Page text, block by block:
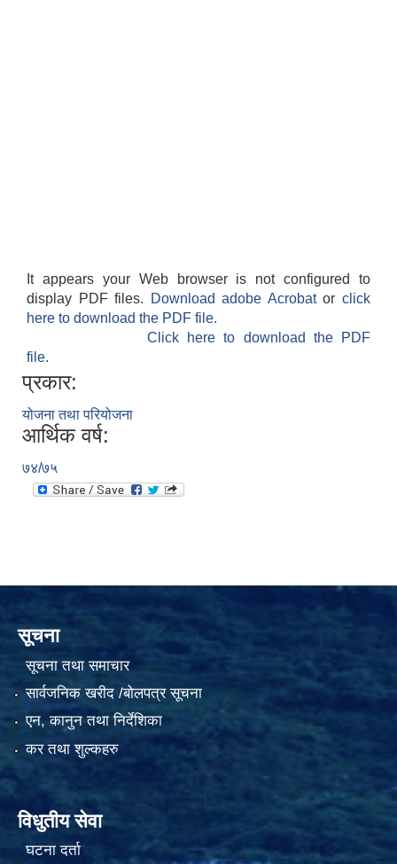
It appears your Web browser is not configured to
display PDF files.
Download adobe Acrobatorclick
here to download the PDF file.
Click here to download the PDF
file.
प्रकार:
योजना तथा परियोजना
आर्थिक वर्ष:
७४/७५
सूचना
सूचना तथा समाचार
सार्वजनिक खरीद /बोलपत्र सूचना
एन, कानुन तथा निर्देशिका
कर तथा शुल्कहरु
विधुतीय सेवा
घटना दर्ता